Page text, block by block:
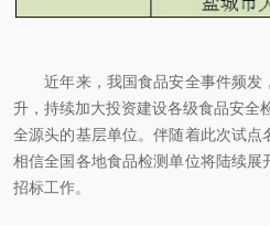
近年来，我国食品安全事件频发
升，持续加大投资建设各级食品安全
全源头的基层单位。伴随着此次试点
相信全国各地食品检测单位将陆续展
招标工作。